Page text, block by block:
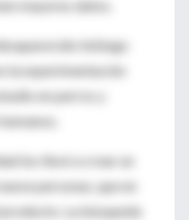
mayores datos.
biólogo
la experimentación
en perros y
los llevó a crear un
personas, que en
La búsqueda